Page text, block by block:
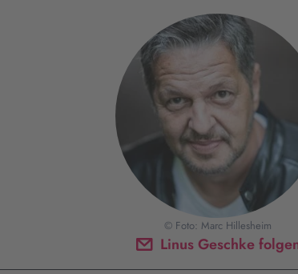
Linus Geschke
© Foto: Marc Hillesheim